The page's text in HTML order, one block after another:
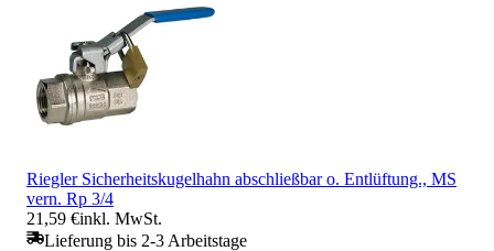
Riegler Sicherheitskugelhahn abschließbar o. Entlüftung., MS
vern. Rp 3/4
21,59 €inkl. MwSt.
Lieferung bis 2-3 Arbeitstage